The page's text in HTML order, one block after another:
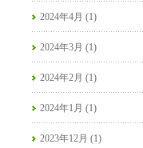
2024年4月 (1)
2024年3月 (1)
2024年2月 (1)
2024年1月 (1)
2023年12月 (1)